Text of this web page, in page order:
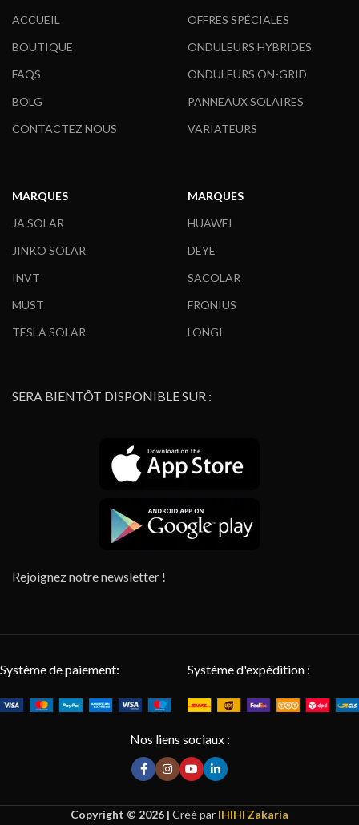
ACCUEIL
BOUTIQUE
FAQS
BOLG
CONTACTEZ NOUS
OFFRES SPÉCIALES
ONDULEURS HYBRIDES
ONDULEURS ON-GRID
PANNEAUX SOLAIRES
VARIATEURS
MARQUES
JA SOLAR
JINKO SOLAR
INVT
MUST
TESLA SOLAR
MARQUES
HUAWEI
DEYE
SACOLAR
FRONIUS
LONGI
SERA BIENTÔT DISPONIBLE SUR :
Rejoignez notre newsletter !
Système de paiement: Système d'expédition :
Nos liens sociaux :
Copyright © 2026 | Créé par IHIHI Zakaria